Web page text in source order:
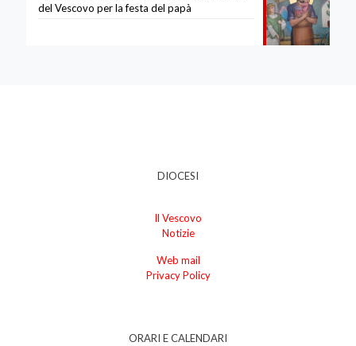
del Vescovo per la festa del papà
DIOCESI
Il Vescovo
Notizie
Web mail
Privacy Policy
ORARI E CALENDARI